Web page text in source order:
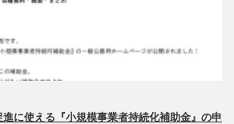
に使える『小規模事業者持続化補助金』の申